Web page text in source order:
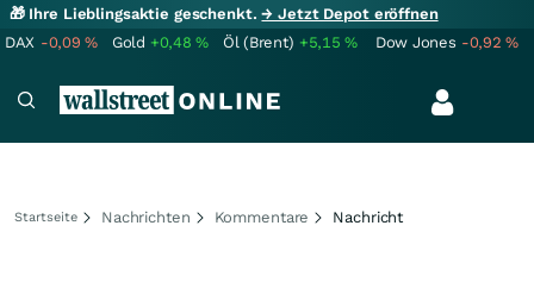
🎁 Ihre Lieblingsaktie geschenkt.→ Jetzt Depot eröffnen
DAX -0,09% Gold +0,48% Öl (Brent) +5,15% Dow Jones -0,92%
Startseite Nachrichten Kommentare Nachricht